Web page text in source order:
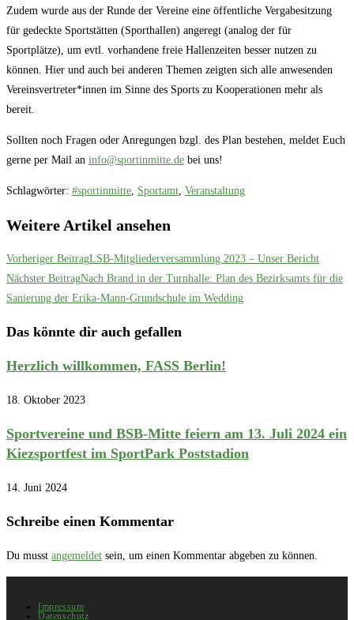
Zudem wurde aus der Runde der Vereine eine öffentliche Vergabesitzung
für gedeckte Sportstätten (Sporthallen) angeregt (analog der für
Sportplätze), um evtl. vorhandene freie Hallenzeiten besser nutzen zu
können. Hier und auch bei anderen Themen zeigten sich alle anwesenden
Vereinsvertreter*innen im Sinne des Sports zu Kooperationen mehr als
bereit.
Sollten noch Fragen oder Anregungen bzgl. des Plan bestehen, meldet Euch
gerne per Mail an info@sportinmitte.de bei uns!
Schlagwörter: #sportinmitte, Sportamt, Veranstaltung
Weitere Artikel ansehen
Vorheriger BeitragLSB-Mitgliederversammlung 2023 – Unser Bericht
Nächster BeitragNach Brand in der Turnhalle: Plan des Bezirksamts für die
Sanierung der Erika-Mann-Grundschule im Wedding
Das könnte dir auch gefallen
Herzlich willkommen, FASS Berlin!
18. Oktober 2023
Sportvereine und BSB-Mitte feiern am 13. Juli 2024 ein
Kiezsportfest im SportPark Poststadion
14. Juni 2024
Schreibe einen Kommentar
Du musst angemeldet sein, um einen Kommentar abgeben zu können.
Impressum
Datenschutz